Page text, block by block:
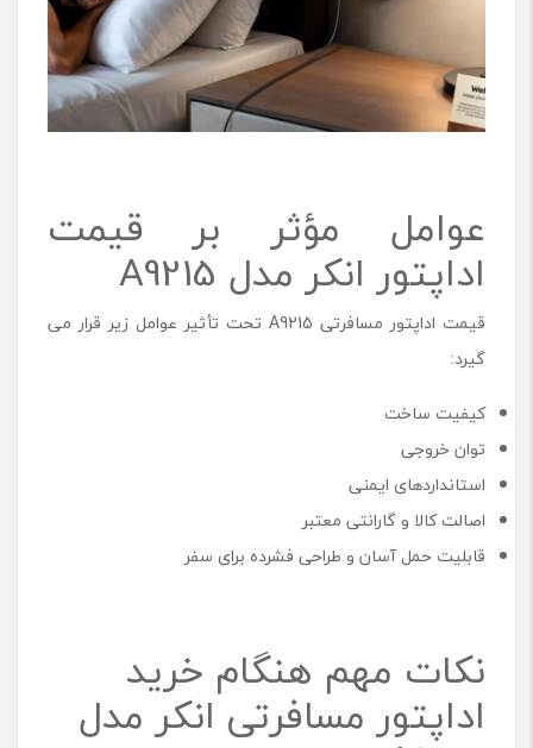
عوامل مؤثر بر قیمت
اداپتور انکر مدل A9215
قیمت اداپتور مسافرتی A9215 تحت تأثیر عوامل زیر قرار می
گیرد:
کیفیت ساخت
توان خروجی
استانداردهای ایمنی
اصالت کالا و گارانتی معتبر
قابلیت حمل آسان و طراحی فشرده برای سفر
نکات مهم هنگام خرید
اداپتور مسافرتی انکر مدل